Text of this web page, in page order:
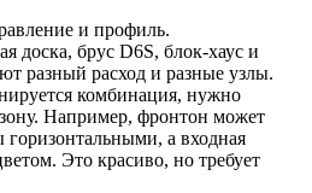
и профиль.
доска, брус D6S, блок-хаус и
разный расход и разные узлы.
комбинация, нужно
Например, фронтон может
а входная
Это красиво, но требует